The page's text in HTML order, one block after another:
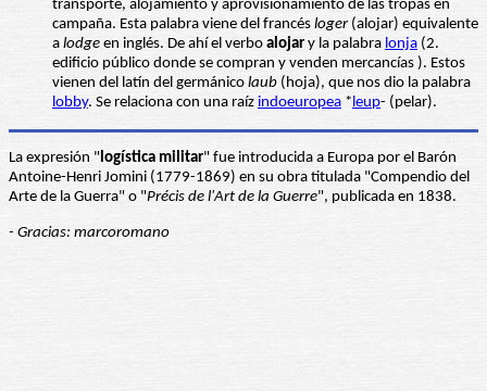
transporte, alojamiento y aprovisionamiento de las tropas en
campaña. Esta palabra viene del francés loger(alojar) equivalente
a lodge en inglés. De ahí el verbo alojar y la palabra lonja (2.
edificio público donde se compran y venden mercancías ). Estos
vienen del latín del germánico laub (hoja), que nos dio la palabra
lobby. Se relaciona con una raíz indoeuropea *leup- (pelar).
La expresión "logística militar" fue introducida a Europa por el Barón
Antoine-Henri Jomini (1779-1869) en su obra titulada "Compendio del
Arte de la Guerra" o "Précis de l'Art de la Guerre", publicada en 1838.
- Gracias: marcoromano